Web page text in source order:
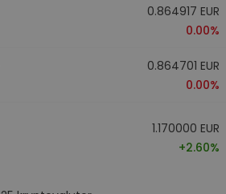
0.864917 EUR
0.00%
0.864701 EUR
0.00%
1.170000 EUR
+2.60%